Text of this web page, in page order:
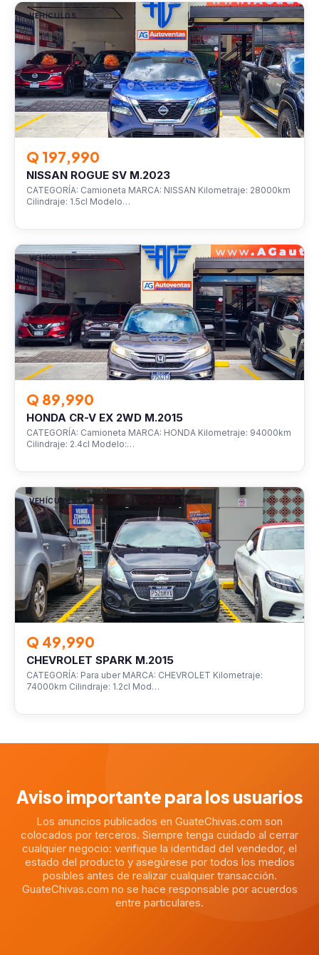
VEHÍCULOS
Q 197,990
NISSAN ROGUE SV M.2023
CATEGORÍA: Camioneta MARCA: NISSAN Kilometraje: 28000km
Cilindraje: 1.5cl Modelo…
VEHÍCULOS
Q 89,990
HONDA CR-V EX 2WD M.2015
CATEGORÍA: Camioneta MARCA: HONDA Kilometraje: 94000km
Cilindraje: 2.4cl Modelo:…
VEHÍCULOS
Q 49,990
CHEVROLET SPARK M.2015
CATEGORÍA: Para uber MARCA: CHEVROLET Kilometraje:
74000km Cilindraje: 1.2cl Mod…
Aviso importante para los usuarios
Los anuncios publicados en GuateChivas.com son
colocados por terceros. Siempre tenga cuidado al cerrar
cualquier negocio: verifique la identidad del vendedor, el
estado del producto y asegúrese por todos los medios
posibles antes de realizar cualquier transacción.
GuateChivas.com no se hace responsable por acuerdos
entre particulares.